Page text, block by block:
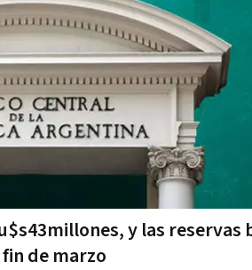
y las reservas
de marzo